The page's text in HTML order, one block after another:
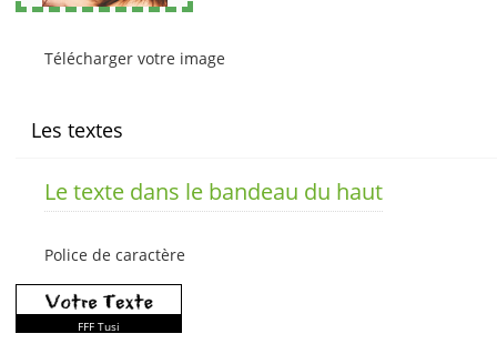
Télécharger votre image
Les textes
Le texte dans le bandeau du haut
Police de caractère
FFF Tusj